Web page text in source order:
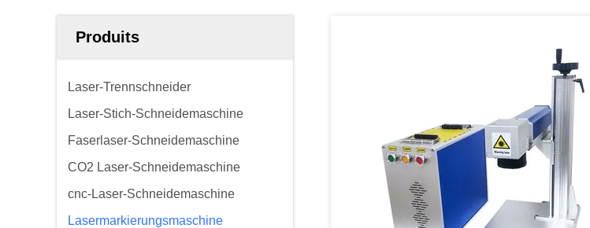
Produits
Laser-Trennschneider
Laser-Stich-Schneidemaschine
Faserlaser-Schneidemaschine
CO2 Laser-Schneidemaschine
cnc-Laser-Schneidemaschine
Lasermarkierungsmaschine